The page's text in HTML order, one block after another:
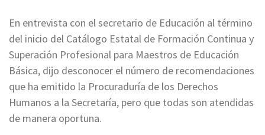
En entrevista con el secretario de Educación al término
del inicio del Catálogo Estatal de Formación Continua y
Superación Profesional para Maestros de Educación
Básica, dijo desconocer el número de recomendaciones
que ha emitido la Procuraduría de los Derechos
Humanos a la Secretaría, pero que todas son atendidas
de manera oportuna.